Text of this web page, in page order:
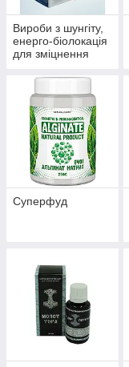
Вироби з шунгіту,
енерго-біолокація
для зміцнення
профілактики
хвороб
Суперфуд